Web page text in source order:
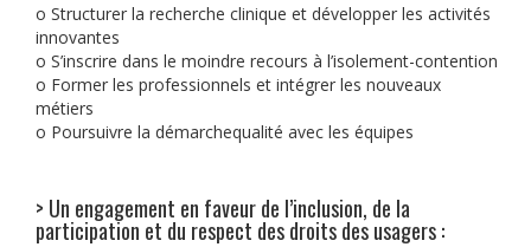
o Structurer la recherche clinique et développer les activités
innovantes
o S’inscrire dans le moindre recours à l’isolement-contention
o Former les professionnels et intégrer les nouveaux
métiers
o Poursuivre la démarchequalité avec les équipes
> Un engagement en faveur de l’inclusion, de la
participation et du respect des droits des usagers :